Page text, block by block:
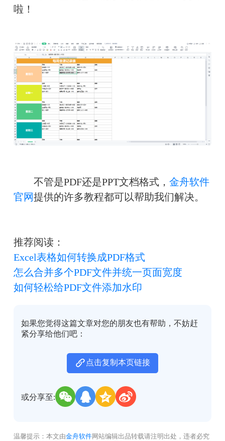
啦！
不管是PDF还是PPT文档格式， 金舟软件
官网提供的许多教程都可以帮助我们解决。
推荐阅读：
Excel表格如何转换成PDF格式
怎么合并多个PDF文件并统一页面宽度
如何轻松给PDF文件添加水印
如果您觉得这篇文章对您的朋友也有帮助，不妨赶
紧分享给他们吧：
点击复制本页链接
或分享至:
温馨提示：本文由金舟软件网站编辑出品转载请注明出处，违者必究